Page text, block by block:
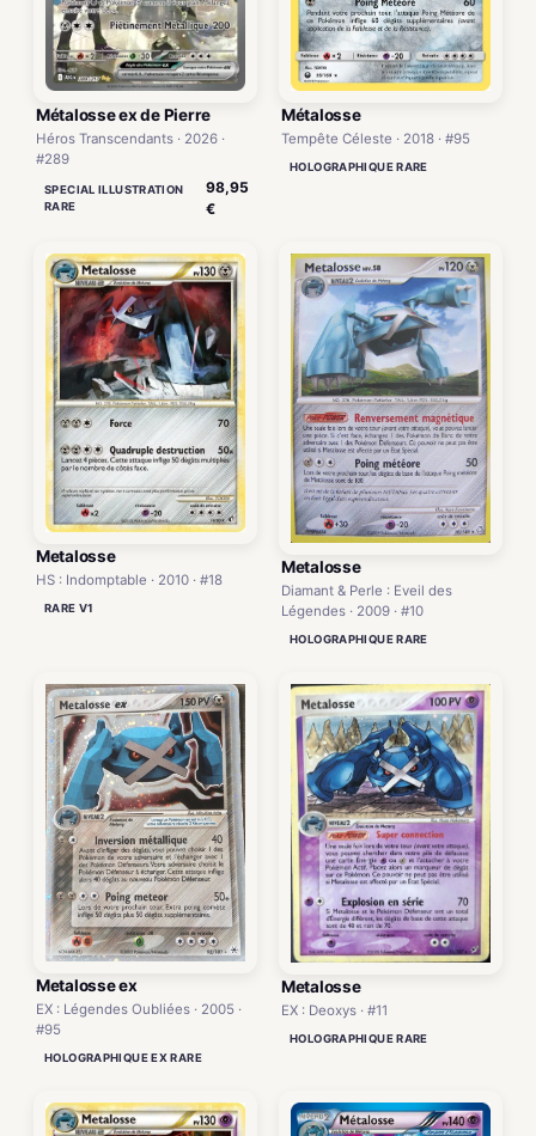
Métalosse ex de Pierre
Héros Transcendants · 2026 ·
#289
SPECIAL ILLUSTRATION
RARE
98,95
€
Métalosse
Tempête Céleste · 2018 · #95
HOLOGRAPHIQUE RARE
Metalosse
HS : Indomptable · 2010 · #18
RARE V1
Metalosse
Diamant & Perle : Eveil des
Légendes · 2009 · #10
HOLOGRAPHIQUE RARE
Metalosse ex
EX : Légendes Oubliées · 2005 ·
#95
HOLOGRAPHIQUE EX RARE
Metalosse
EX : Deoxys · #11
HOLOGRAPHIQUE RARE